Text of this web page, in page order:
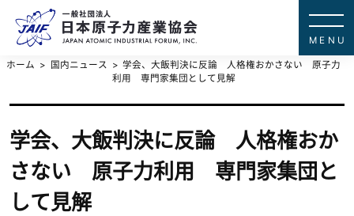
ホーム 国内ニュース
学会、大飯判決に反論 人格権おかさない 原子力
利用 専門家集団として見解
学会、大飯判決に反論 人格権おか
さない 原子力利用 専門家集団と
して見解